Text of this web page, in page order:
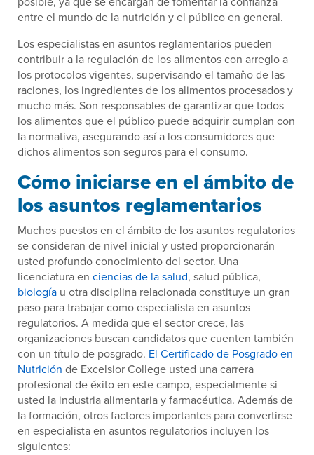
entre el mundo de la nutrición y el público en general.
Los especialistas en asuntos reglamentarios pueden
contribuir a la regulación de los alimentos con arreglo a
los protocolos vigentes, supervisando el tamaño de las
raciones, los ingredientes de los alimentos procesados y
mucho más. Son responsables de garantizar que todos
los alimentos que el público puede adquirir cumplan con
la normativa, asegurando así a los consumidores que
dichos alimentos son seguros para el consumo.
Cómo iniciarse en el ámbito de
los asuntos reglamentarios
Muchos puestos en el ámbito de los asuntos regulatorios
se consideran de nivel inicial y usted proporcionarán
usted profundo conocimiento del sector. Una
licenciatura en ciencias de la salud, salud pública,
biología u otra disciplina relacionada constituye un gran
paso para trabajar como especialista en asuntos
regulatorios. A medida que el sector crece, las
organizaciones buscan candidatos que cuenten también
con un título de posgrado. El Certificado de Posgrado en
Nutrición de Excelsior College usted una carrera
profesional de éxito en este campo, especialmente si
usted la industria alimentaria y farmacéutica. Además de
la formación, otros factores importantes para convertirse
en especialista en asuntos regulatorios incluyen los
siguientes: